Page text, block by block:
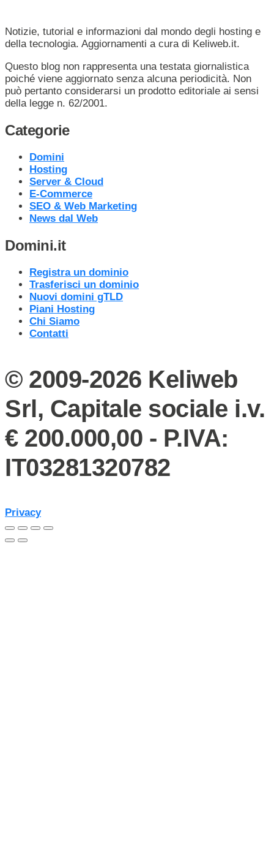
Notizie, tutorial e informazioni dal mondo degli hosting e
della tecnologia. Aggiornamenti a cura di Keliweb.it.
Questo blog non rappresenta una testata giornalistica
poiché viene aggiornato senza alcuna periodicità. Non
può pertanto considerarsi un prodotto editoriale ai sensi
della legge n. 62/2001.
Categorie
Domini
Hosting
Server & Cloud
E-Commerce
SEO & Web Marketing
News dal Web
Domini.it
Registra un dominio
Trasferisci un dominio
Nuovi domini gTLD
Piani Hosting
Chi Siamo
Contatti
© 2009-2026 Keliweb
Srl, Capitale sociale i.v.
€ 200.000,00 - P.IVA:
IT03281320782
Privacy